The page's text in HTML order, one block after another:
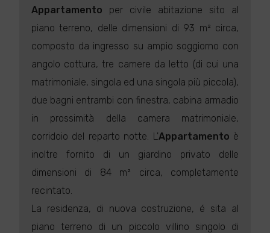
Appartamento per civile abitazione sito al
piano terreno, delle dimensioni di 93 m² circa,
composto da ingresso su ampio soggiorno con
angolo cottura, tre camere da letto (di cui una
matrimoniale, singola ed una singola più piccola),
due bagni entrambi con finestra, cabina armadio
in prossimità della camera matrimoniale,
corridoio del reparto notte. L'Appartamento è
inoltre fornito di un giardino privato delle
dimensioni di 84 m² circa, completamente
recintato.
La residenza, di nuova costruzione, é sita al
piano terreno di un piccolo villino singolo di